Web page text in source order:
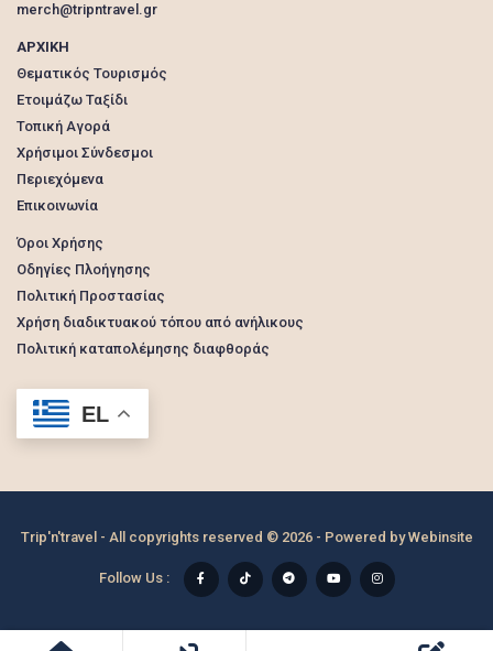
merch@tripntravel.gr
ΑΡΧΙΚΗ
Θεματικός Τουρισμός
Ετοιμάζω Ταξίδι
Τοπική Αγορά
Χρήσιμοι Σύνδεσμοι
Περιεχόμενα
Επικοινωνία
Όροι Χρήσης
Οδηγίες Πλοήγησης
Πολιτική Προστασίας
Χρήση διαδικτυακού τόπου από ανήλικους
Πολιτική καταπολέμησης διαφθοράς
EL
Trip'n'travel - All copyrights reserved © 2026 - Powered byWebinsite
Follow Us :